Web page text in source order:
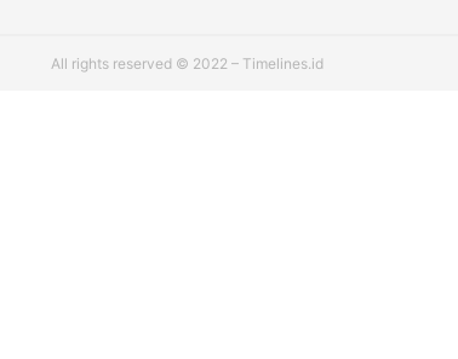
All rights reserved © 2022 – Timelines.id